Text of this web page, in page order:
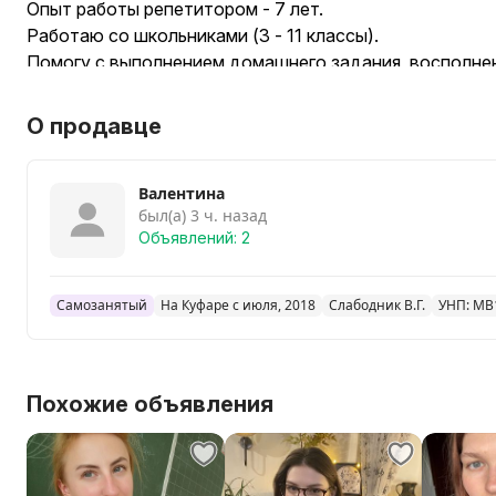
Опыт работы репетитором - 7 лет.
Работаю со школьниками (3 - 11 классы).
Помогу с выполнением домашнего задания,
Формат занятий : онлайн / офлайн (по
3 - 5 классы - 45 минут
Стоимость : от 35 руб.
От Вас: желание заниматься, добросовестное
регулярность занятий.
О продавце
Валентина
был(а) 3 ч. назад
Объявлений: 2
Самозанятый На Куфаре с июля, 2018 Слабодник В.Г. УНП:
Похожие объявления